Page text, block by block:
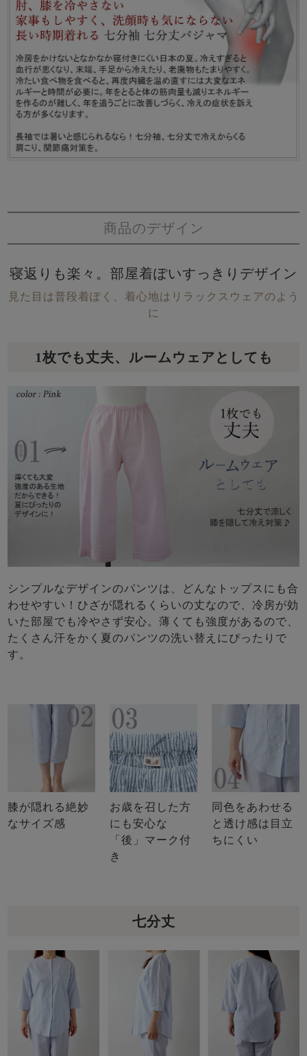
商品のデザイン
寝返りも楽々。部屋着ぽいすっきりデザイン
見た目は普段着ぽく、着心地はリラックスウェアのよう
に
1枚でも丈夫、ルームウェアとしても
シンプルなデザインのパンツは、どんなトップスにも合
わせやすい！ひざが隠れるくらいの丈なので、冷房が効
いた部屋でも冷やさず安心。薄くても強度があるので、
たくさん汗をかく夏のパンツの洗い替えにぴったりで
す。
膝が隠れる絶妙
なサイズ感
お歳を召した方
にも安心な
「後」マーク付
き
同色をあわせる
と透け感は目立
ちにくい
七分丈